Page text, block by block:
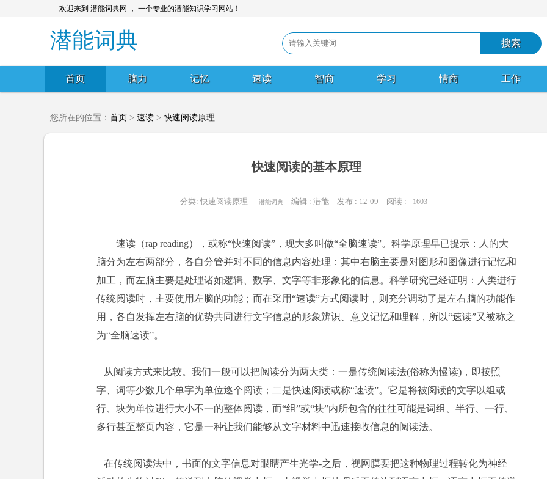
欢迎来到 潜能词典网 ， 一个专业的潜能知识学习网站！
潜能词典
首页 脑力 记忆 速读 智商 学习 情商 工作
您所在的位置： 首页 > 速读 >快速阅读原理
快速阅读的基本原理
分类: 快速阅读原理 潜能词典 编辑 : 潜能 发布 : 12-09 阅读 : 1603
速读（rap reading），或称“快速阅读”，现大多叫做“全脑速读”。科学原理早已提示：人的大
脑分为左右两部分，各自分管并对不同的信息内容处理：其中右脑主要是对图形和图像进行记忆和
加工，而左脑主要是处理诸如逻辑、数字、文字等非形象化的信息。科学研究已经证明：人类进行
传统阅读时，主要使用左脑的功能；而在采用“速读”方式阅读时，则充分调动了是左右脑的功能作
用，各自发挥左右脑的优势共同进行文字信息的形象辨识、意义记忆和理解，所以“速读”又被称之
为“全脑速读”。
从阅读方式来比较。我们一般可以把阅读分为两大类：一是传统阅读法(俗称为慢读)，即按照
字、词等少数几个单字为单位逐个阅读；二是快速阅读或称“速读”。它是将被阅读的文字以组或
行、块为单位进行大小不一的整体阅读，而“组”或“块”内所包含的往往可能是词组、半行、一行、
多行甚至整页内容，它是一种让我们能够从文字材料中迅速接收信息的阅读法。
在传统阅读法中，书面的文字信息对眼睛产生光学-之后，视网膜要把这种物理过程转化为神经